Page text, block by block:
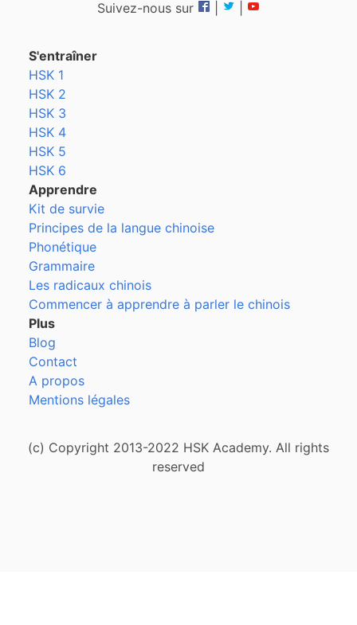
Suivez-nous sur
S'entraîner
HSK 1
HSK 2
HSK 3
HSK 4
HSK 5
HSK 6
Apprendre
Kit de survie
Principes de la langue chinoise
Phonétique
Grammaire
Les radicaux chinois
Commencer à apprendre à parler le chinois
Plus
Blog
Contact
A propos
Mentions légales
(c) Copyright 2013-2022 HSK Academy. All rights
reserved